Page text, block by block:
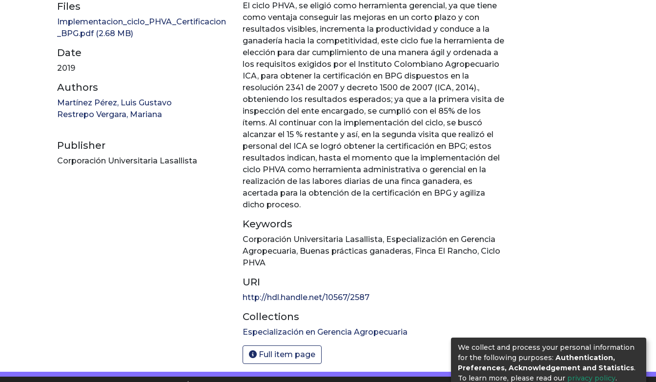
Files
Implementacion_ciclo_PHVA_Certificacion
_BPG.pdf(2.68 MB)
Date
2019
Authors
Martínez Pérez, Luis Gustavo
Restrepo Vergara, Mariana
Publisher
Corporación Universitaria Lasallista
El ciclo PHVA, se eligió como herramienta gerencial, ya que tiene
como ventaja conseguir las mejoras en un corto plazo y con
resultados visibles, incrementa la productividad y conduce a la
ganadería hacia la competitividad, este ciclo fue la herramienta de
elección para dar cumplimiento de una manera ágil y ordenada a
los requisitos exigidos por el Instituto Colombiano Agropecuario
ICA, para obtener la certificación en BPG dispuestos en la
resolución 2341 de 2007 y decreto 1500 de 2007 (ICA, 2014).,
obteniendo los resultados esperados; ya que a la primera visita de
inspección del ente encargado, se cumplió con el 85% de los
ítems. Al continuar con la implementación del ciclo, se buscó
alcanzar el 15 % restante y así, en la segunda visita que realizó el
personal del ICA se logró obtener la certificación en BPG; estos
resultados indican, hasta el momento que la implementación del
ciclo PHVA como herramienta administrativa o gerencial en la
realización de las labores diarias de una finca ganadera, es
acertada para la obtención de la certificación en BPG y agiliza
dicho proceso.
Keywords
Corporación Universitaria Lasallista, Especialización en Gerencia
Agropecuaria, Buenas prácticas ganaderas, Finca El Rancho, Ciclo
PHVA
URI
http://hdl.handle.net/10567/2587
Collections
Especialización en Gerencia Agropecuaria
Full item page
We collect and process your personal information
for the following purposes: Authentication,
Preferences, Acknowledgement and Statistics.
To learn more, please read our privacy policy.